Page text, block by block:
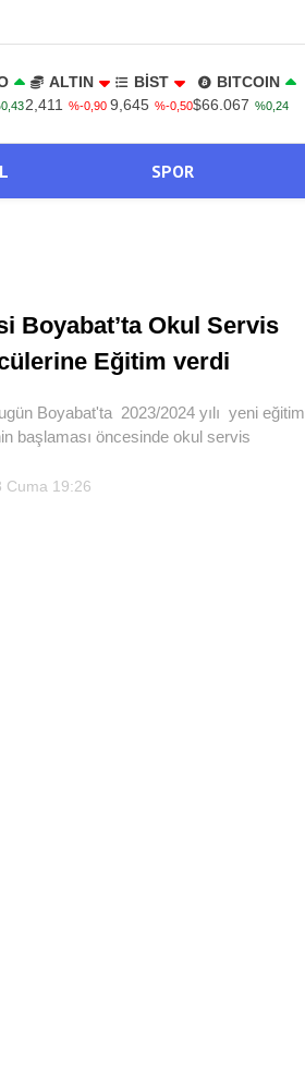
ALTIN
2,411
%-0,90
BİST
9,645 %-0,50
BITCOIN
$66.067 %0,24
SPOR
Boyabat’ta Okul Servis
Eğitim verdi
Boyabat'ta 2023/2024 yılı yeni eğitim
başlaması öncesinde okul servis
19:26